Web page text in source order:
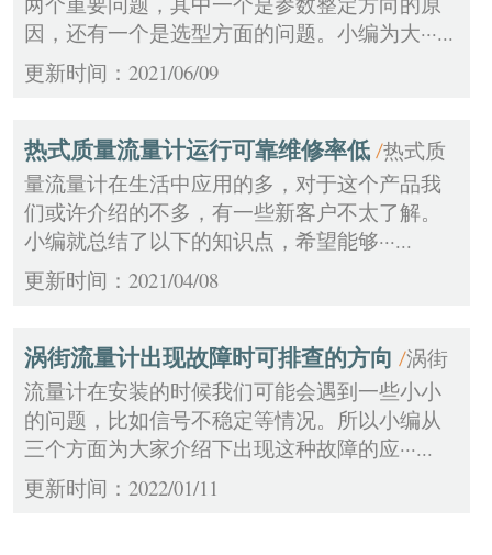
因，还有一个是选型方面的问题。小编为大···...
更新时间：2021/06/09
热式质量流量计运行可靠维修率低 /热式质
量流量计在生活中应用的多，对于这个产品我
们或许介绍的不多，有一些新客户不太了解。
小编就总结了以下的知识点，希望能够···...
更新时间：2021/04/08
涡街流量计出现故障时可排查的方向 /涡街
流量计在安装的时候我们可能会遇到一些小小
的问题，比如信号不稳定等情况。所以小编从
三个方面为大家介绍下出现这种故障的应···...
更新时间：2022/01/11